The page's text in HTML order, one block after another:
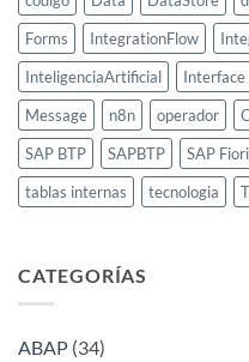
Forms
IntegrationFlow
InteligenciaArtificial
Interface
Message
n8n operador
SAP BTP
SAPBTP SAP Fiori
tablas internas
tecnologia
CATEGORÍAS
ABAP (34)